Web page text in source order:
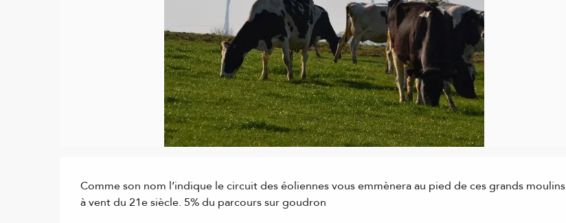
Comme son nom l’indique le circuit des éoliennes vous emmènera au pied de ces grands moulins
à vent du 21e siècle. 5% du parcours sur goudron